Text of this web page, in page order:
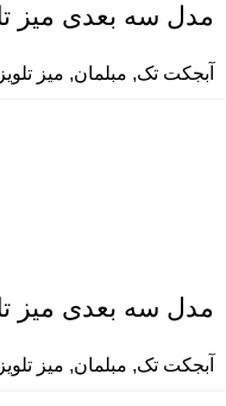
مدل سه بعدی میز
آبجکت تک, مبلمان, میز
مدل سه بعدی میز
آبجکت تک, مبلمان, میز